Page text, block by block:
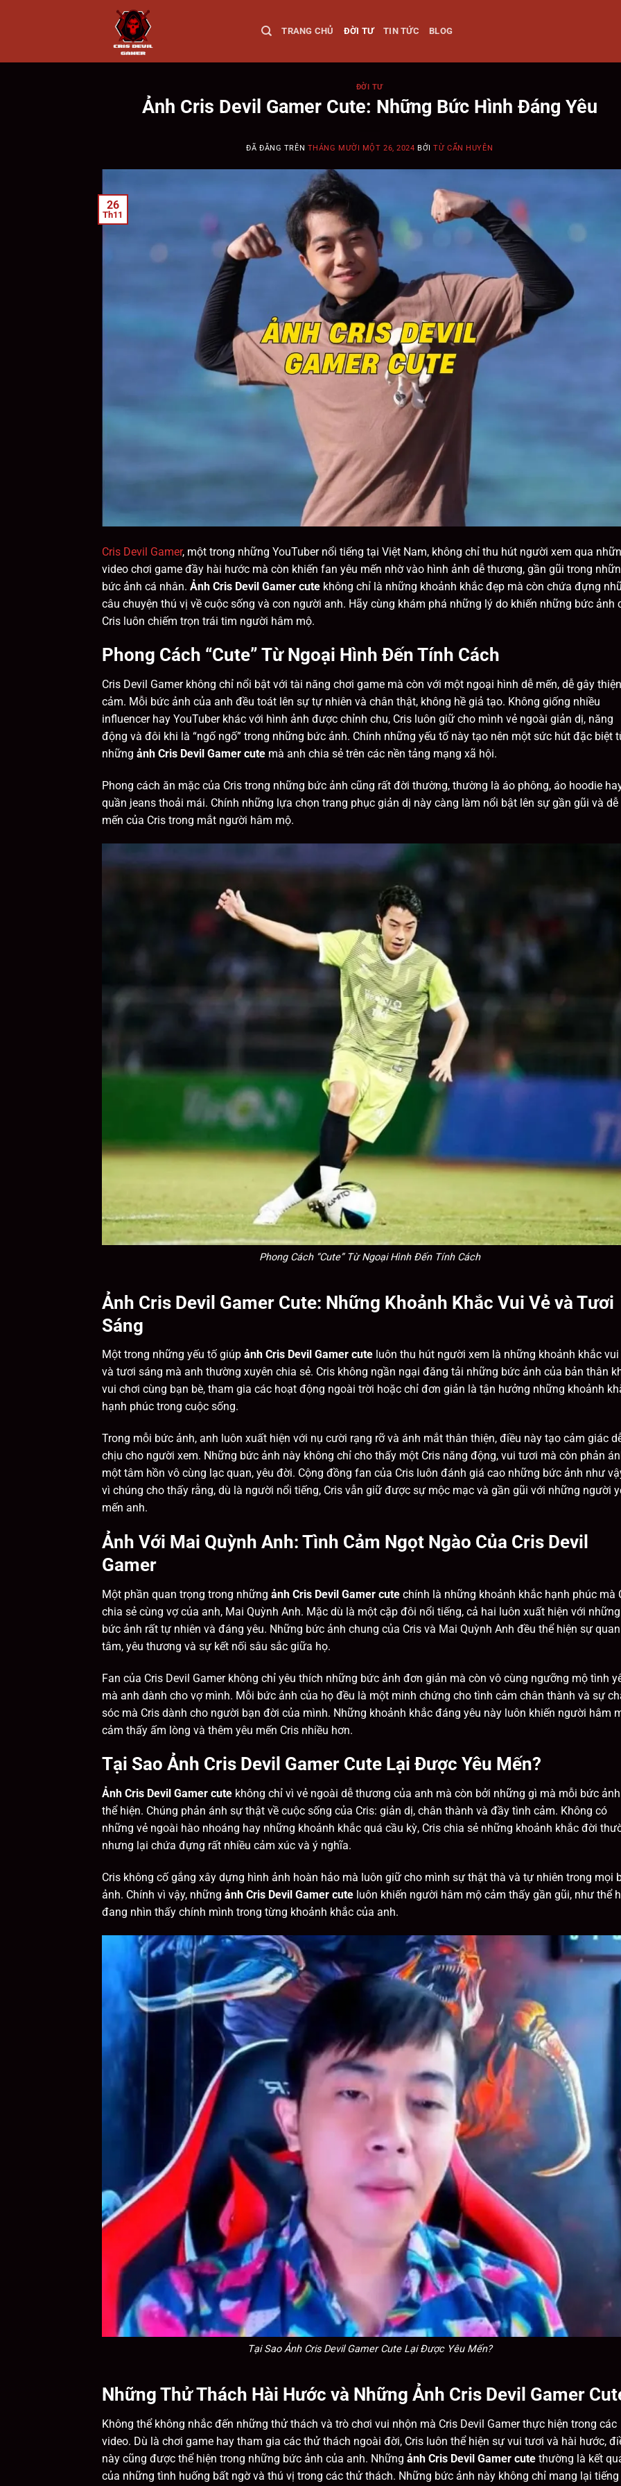
dung
TRANG CHỦ ĐỜI TƯ TIN TỨC BLOG
ĐỜI TƯ
Ảnh Cris Devil Gamer Cute: Những Bức Hình Đáng Yêu
ĐÃ ĐĂNG TRÊN THÁNG MƯỜI MỘT 26, 2024 BỞITỪ CẨN HUYÊN
26
Th11
Cris Devil Gamer, một trong những YouTuber nổi tiếng tại Việt Nam, không chỉ thu hút người xem qua
video chơi game đầy hài hước mà còn khiến fan yêu mến nhờ vào hình ảnh dễ thương, gần gũi trong
bức ảnh cá nhân. Ảnh Cris Devil Gamer cute không chỉ là những khoảnh khắc đẹp mà còn chứa đựng
câu chuyện thú vị về cuộc sống và con người anh. Hãy cùng khám phá những lý do khiến những bức ảnh
Cris luôn chiếm trọn trái tim người hâm mộ.
Phong Cách “Cute” Từ Ngoại Hình Đến Tính Cách
Cris Devil Gamer không chỉ nổi bật với tài năng chơi game mà còn với một ngoại hình dễ mến, dễ gây thiện
cảm. Mỗi bức ảnh của anh đều toát lên sự tự nhiên và chân thật, không hề giả tạo. Không giống nhiều
influencer hay YouTuber khác với hình ảnh được chỉnh chu, Cris luôn giữ cho mình vẻ ngoài giản dị, năng
động và đôi khi là “ngố ngố” trong những bức ảnh. Chính những yếu tố này tạo nên một sức hút đặc biệt
những ảnh Cris Devil Gamer cute mà anh chia sẻ trên các nền tảng mạng xã hội.
Phong cách ăn mặc của Cris trong những bức ảnh cũng rất đời thường, thường là áo phông, áo hoodie
quần jeans thoải mái. Chính những lựa chọn trang phục giản dị này càng làm nổi bật lên sự gần gũi và dễ
mến của Cris trong mắt người hâm mộ.
Phong Cách “Cute” Từ Ngoại Hình Đến Tính Cách
Ảnh Cris Devil Gamer Cute: Những Khoảnh Khắc Vui Vẻ và Tươi
Sáng
Một trong những yếu tố giúp ảnh Cris Devil Gamer cute luôn thu hút người xem là những khoảnh khắc vui
và tươi sáng mà anh thường xuyên chia sẻ. Cris không ngần ngại đăng tải những bức ảnh của bản thân
vui chơi cùng bạn bè, tham gia các hoạt động ngoài trời hoặc chỉ đơn giản là tận hưởng những khoảnh
hạnh phúc trong cuộc sống.
Trong mỗi bức ảnh, anh luôn xuất hiện với nụ cười rạng rỡ và ánh mắt thân thiện, điều này tạo cảm giác
chịu cho người xem. Những bức ảnh này không chỉ cho thấy một Cris năng động, vui tươi mà còn phản
một tâm hồn vô cùng lạc quan, yêu đời. Cộng đồng fan của Cris luôn đánh giá cao những bức ảnh như
vì chúng cho thấy rằng, dù là người nổi tiếng, Cris vẫn giữ được sự mộc mạc và gần gũi với những người
mến anh.
Ảnh Với Mai Quỳnh Anh: Tình Cảm Ngọt Ngào Của Cris Devil
Gamer
Một phần quan trọng trong những ảnh Cris Devil Gamer cute chính là những khoảnh khắc hạnh phúc mà
chia sẻ cùng vợ của anh, Mai Quỳnh Anh. Mặc dù là một cặp đôi nổi tiếng, cả hai luôn xuất hiện với những
bức ảnh rất tự nhiên và đáng yêu. Những bức ảnh chung của Cris và Mai Quỳnh Anh đều thể hiện sự quan
tâm, yêu thương và sự kết nối sâu sắc giữa họ.
Fan của Cris Devil Gamer không chỉ yêu thích những bức ảnh đơn giản mà còn vô cùng ngưỡng mộ tình
mà anh dành cho vợ mình. Mỗi bức ảnh của họ đều là một minh chứng cho tình cảm chân thành và sự
sóc mà Cris dành cho người bạn đời của mình. Những khoảnh khắc đáng yêu này luôn khiến người hâm
cảm thấy ấm lòng và thêm yêu mến Cris nhiều hơn.
Tại Sao Ảnh Cris Devil Gamer Cute Lại Được Yêu Mến?
Ảnh Cris Devil Gamer cute không chỉ vì vẻ ngoài dễ thương của anh mà còn bởi những gì mà mỗi bức ảnh
thể hiện. Chúng phản ánh sự thật về cuộc sống của Cris: giản dị, chân thành và đầy tình cảm. Không có
những vẻ ngoài hào nhoáng hay những khoảnh khắc quá cầu kỳ, Cris chia sẻ những khoảnh khắc đời
nhưng lại chứa đựng rất nhiều cảm xúc và ý nghĩa.
Cris không cố gắng xây dựng hình ảnh hoàn hảo mà luôn giữ cho mình sự thật thà và tự nhiên trong mọi
ảnh. Chính vì vậy, những ảnh Cris Devil Gamer cute luôn khiến người hâm mộ cảm thấy gần gũi, như thể
đang nhìn thấy chính mình trong từng khoảnh khắc của anh.
Tại Sao Ảnh Cris Devil Gamer Cute Lại Được Yêu Mến?
Những Thử Thách Hài Hước và Những Ảnh Cris Devil Gamer
Không thể không nhắc đến những thử thách và trò chơi vui nhộn mà Cris Devil Gamer thực hiện trong các
video. Dù là chơi game hay tham gia các thử thách ngoài đời, Cris luôn thể hiện sự vui tươi và hài hước,
này cũng được thể hiện trong những bức ảnh của anh. Những ảnh Cris Devil Gamer cute thường là kết
của những tình huống bất ngờ và thú vị trong các thử thách. Những bức ảnh này không chỉ mang lại tiếng